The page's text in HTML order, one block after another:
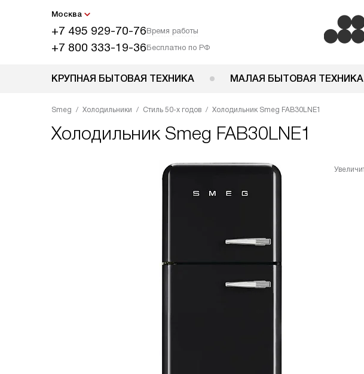
Москва
+7 495 929-70-76Время работы
+7 800 333-19-36Бесплатно по РФ
КРУПНАЯ БЫТОВАЯ ТЕХНИКА МАЛАЯ БЫТОВАЯ ТЕХНИКА
Smeg Холодильники Стиль 50-х годов Холодильник Smeg FAB30LNE1
Холодильник Smeg FAB30LNE1